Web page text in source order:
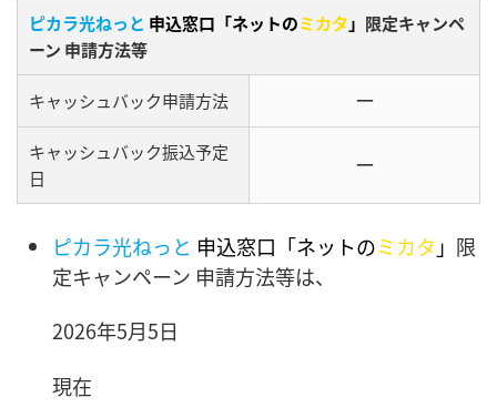
ピカラ光ねっと 申込窓口「ネットのミカタ」 限定キャンペ
ーン 申請方法等
キャッシュバック申請方法 ー
キャッシュバック振込予定
日
ー
ピカラ光ねっと 申込窓口「ネットのミカタ 」 限
定キャンペーン 申請方法等は、
2026年5月5日
現在